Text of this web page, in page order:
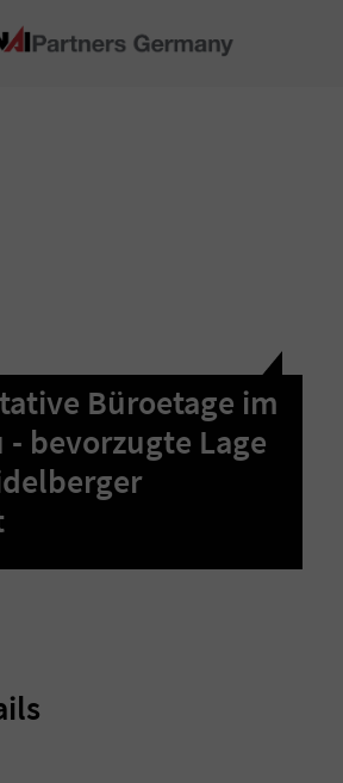
Büroetage im
bevorzugte Lage